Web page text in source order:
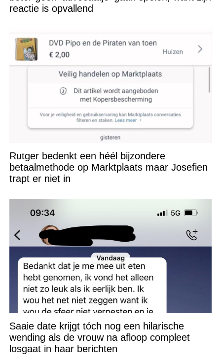
reactie is opvallend
Rutger bedenkt een héél bijzondere
betaalmethode op Marktplaats maar Josefien
trapt er niet in
Saaie date krijgt tóch nog een hilarische
wending als de vrouw na afloop compleet
losgaat in haar berichten